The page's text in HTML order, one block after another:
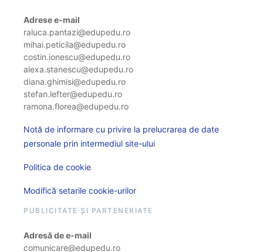
Adrese e-mail
raluca.pantazi@edupedu.ro
mihai.peticila@edupedu.ro
costin.ionescu@edupedu.ro
alexa.stanescu@edupedu.ro
diana.ghimisi@edupedu.ro
stefan.lefter@edupedu.ro
ramona.florea@edupedu.ro
Notă de informare cu privire la prelucrarea de date
personale prin intermediul site-ului
Politica de cookie
Modifică setarile cookie-urilor
PUBLICITATE ȘI PARTENERIATE
Adresă de e-mail
comunicare@edupedu.ro